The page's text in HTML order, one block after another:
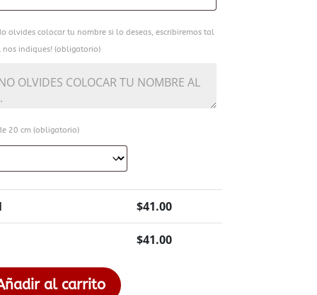
olvides colocar tu nombre si lo deseas, escribiremos tal
nos indiques! (obligatorio)
20 cm (obligatorio)
$41.00
$41.00
al carrito